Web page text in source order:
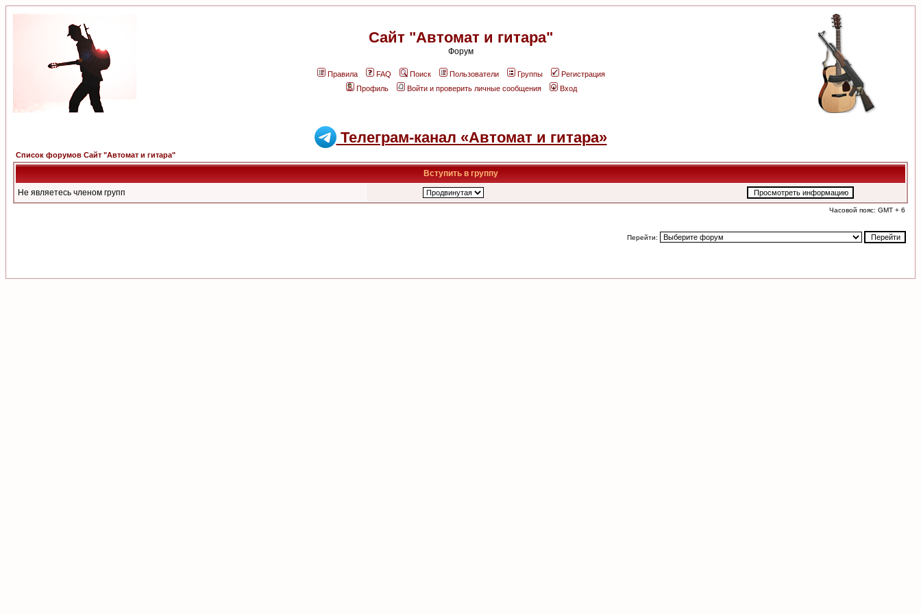
Сайт "Автомат и гитара"
Форум
Правила FAQ Поиск Пользователи Группы
Регистрация
Профиль
Войти и проверить личные сообщения Вход
Телеграм-канал «Автомат и гитара»
Список форумов Сайт "Автомат и гитара"
Вступить в группу
Не являетесь членом групп
Часовой пояс: GMT + 6
Перейти: